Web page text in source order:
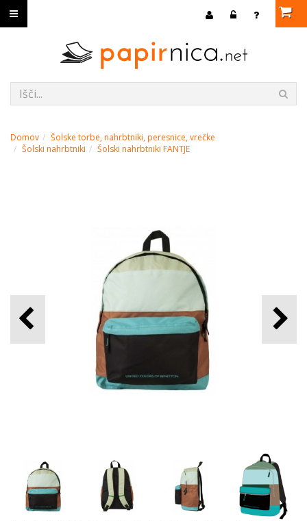
Domov
Šolske torbe, nahrbtniki, peresnice, vrečke
Šolski nahrbtniki
Šolski nahrbtniki FANTJE